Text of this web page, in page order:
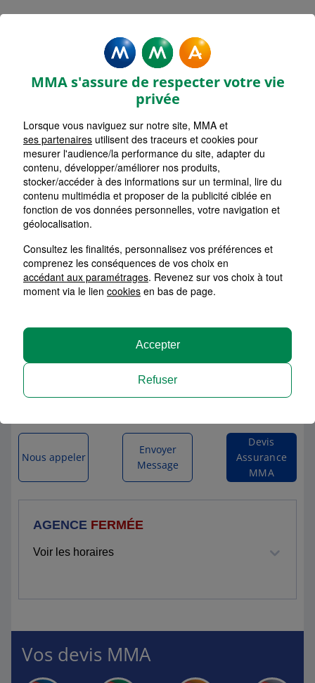
Assurance Hauts-de-France Assurance Aisne (02)
6 RUE DE LA REPUBLIQUE
02300 CHAUNY
AGENCE FERMÉE
Voir les horaires
Nous appeler
Envoyer
Message
Devis
Assurance
MMA
Vos devis MMA
MMA s'assure de respecter votre vie
privée
Lorsque vous naviguez sur notre site, MMA et
ses partenaires utilisent des traceurs et cookies pour
mesurer l'audience/la performance du site, adapter du
contenu, développer/améliorer nos produits,
stocker/accéder à des informations sur un terminal, lire du
contenu multimédia et proposer de la publicité ciblée en
fonction de vos données personnelles, votre navigation et
géolocalisation.
Consultez les finalités, personnalisez vos préférences et
comprenez les conséquences de vos choix en
accédant aux paramétrages. Revenez sur vos choix à tout
moment via le lien cookies en bas de page.
Refuser
Accepter